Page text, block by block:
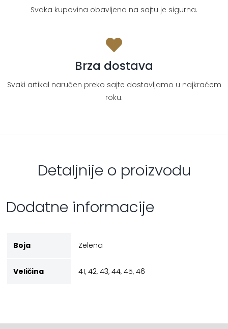
Svaka kupovina obavljena na sajtu je sigurna.
Brza dostava
Svaki artikal naručen preko sajte dostavljamo u najkraćem
roku.
Detaljnije o proizvodu
Dodatne informacije
Boja Zelena
Veličina 41, 42, 43, 44, 45, 46